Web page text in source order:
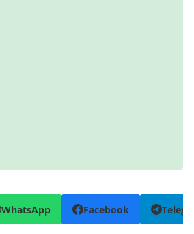
WhatsApp Facebook